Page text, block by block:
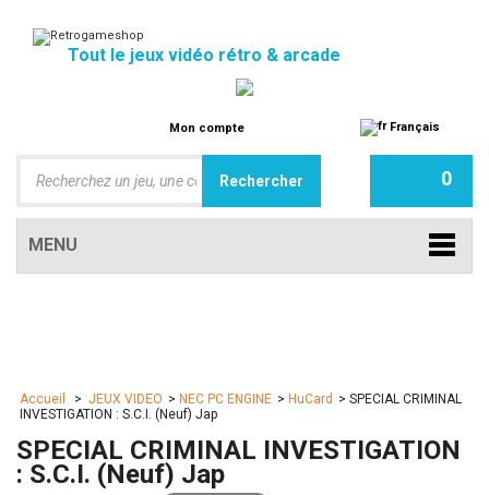
Tout le jeux vidéo rétro & arcade
Mon compte Français
0
MENU
Accueil > JEUX VIDEO > NEC PC ENGINE > HuCard > SPECIAL CRIMINAL
INVESTIGATION : S.C.I. (Neuf) Jap
SPECIAL CRIMINAL INVESTIGATION
: S.C.I. (Neuf) Jap